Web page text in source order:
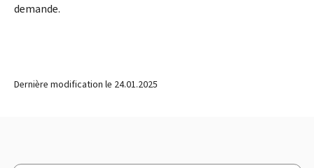
demande.
Dernière modification le 24.01.2025